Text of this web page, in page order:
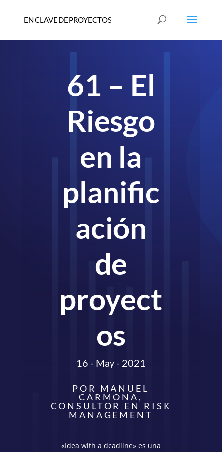
61 – El
Riesgo
en la
planific
ación
de
proyect
os
16 - May - 2021
POR MANUEL
CARMONA,
CONSULTOR EN RISK
MANAGEMENT
«Idea with a deadline» es una